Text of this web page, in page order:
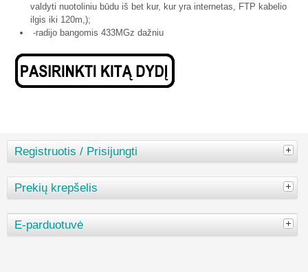
valdyti nuotoliniu būdu iš bet kur, kur yra internetas, FTP kabelio
ilgis iki 120m,);
-radijo bangomis 433MGz dažniu
Registruotis / Prisijungti
Prekių krepšelis
E-parduotuvė